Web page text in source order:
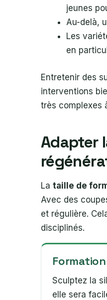
jeunes
Au-delà,
Les
en
Entretenir des
interventions
très complexes
Adapter
La taille de
Avec des
et régulière.
disciplinés.
Formation
Sculptez la
elle sera